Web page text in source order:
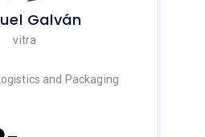
Galván
vitra
and Packaging